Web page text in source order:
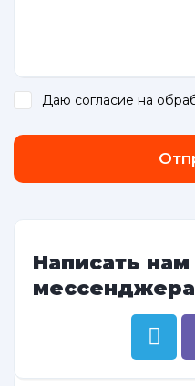
Даю согласие на
Написать нам